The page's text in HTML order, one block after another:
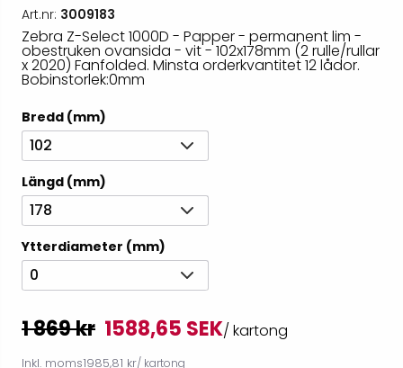
Art.nr: 3009183
Zebra Z-Select 1000D - Papper - permanent lim -
obestruken ovansida - vit - 102x178mm (2 rulle/rullar
x 2020) Fanfolded. Minsta orderkvantitet 12 lådor.
Bobinstorlek:0mm
Bredd (mm)
102
Längd (mm)
178
Ytterdiameter (mm)
0
1 869 kr 1588,65 SEK/ kartong
Inkl. moms1985,81 kr/ kartong